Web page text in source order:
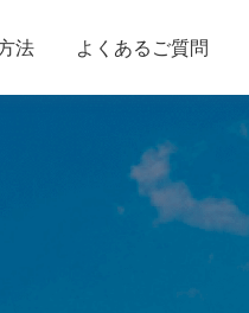
法 よくあるご質問